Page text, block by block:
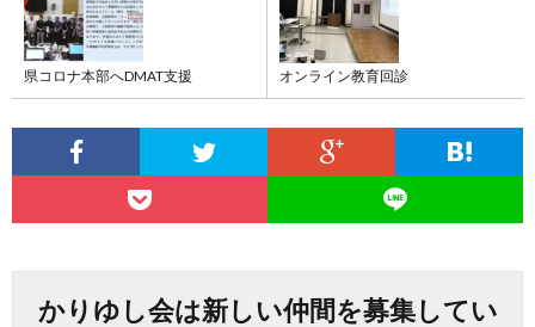
県コロナ本部へDMAT支援 オンライン教育回診
かりゆし会は新しい仲間を募集してい